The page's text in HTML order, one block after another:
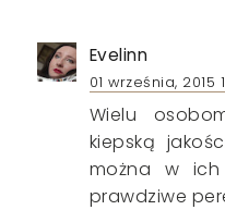
Evelinn
01 września, 2015
Wielu
kiepską
można w ich
prawdziwe